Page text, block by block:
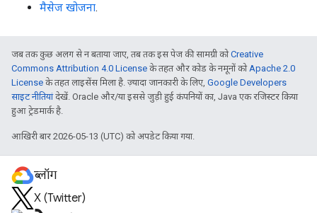
मैसेज खोजना.
जब तक कुछ अलग से न बताया जाए, तब तक इस पेज की सामग्री कोCreative
Commons Attribution 4.0 License के तहत और कोड के नमूनों कोApache 2.0
License के तहत लाइसेंस मिला है. ज़्यादा जानकारी के लिए, Google Developers
साइट नीतियांदेखें. Oracle और/या इससे जुड़ी हुई कंपनियों का, Java एक रजिस्टर किया
हुआ ट्रेडमार्क है.
आखिरी बार 2026-05-13 (UTC) को अपडेट किया गया.
ब्लॉग
X (Twitter)